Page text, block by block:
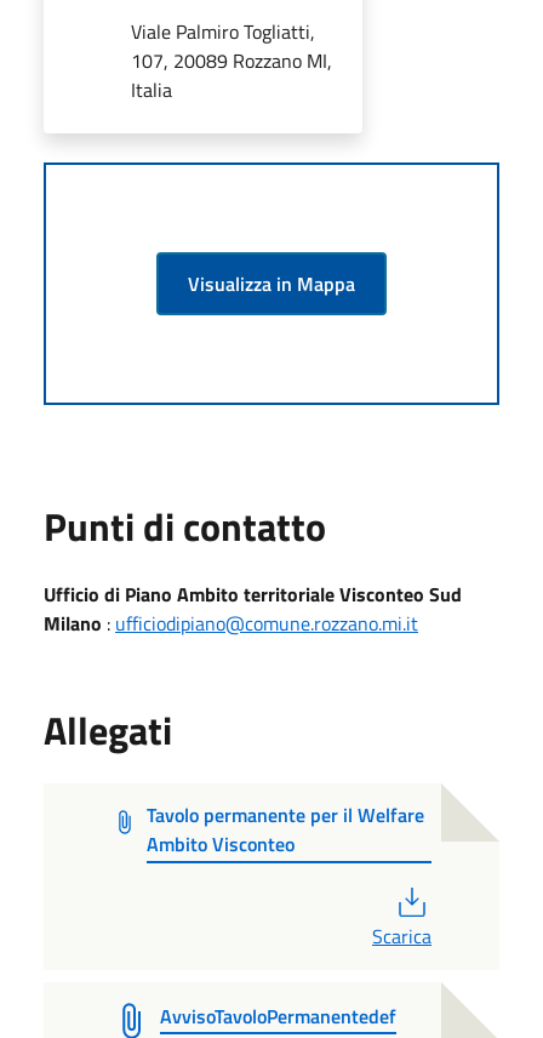
Viale Palmiro Togliatti,
107, 20089 Rozzano MI,
Italia
Visualizza in Mappa
Punti di contatto
Ufficio di Piano Ambito territoriale Visconteo Sud
Milano : ufficiodipiano@comune.rozzano.mi.it
Allegati
Tavolo permanente per il Welfare
Ambito Visconteo
Scarica
AvvisoTavoloPermanentedef